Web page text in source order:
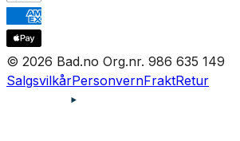
© 2026 Bad.no Org.nr. 986 635 149
SalgsvilkårPersonvernFraktRetur